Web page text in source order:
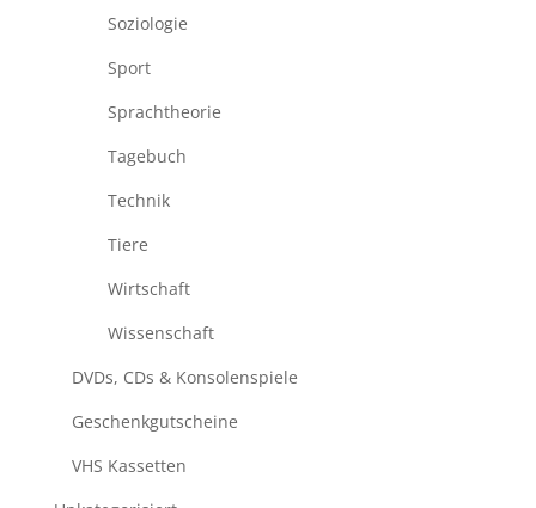
Soziologie
Sport
Sprachtheorie
Tagebuch
Technik
Tiere
Wirtschaft
Wissenschaft
DVDs, CDs & Konsolenspiele
Geschenkgutscheine
VHS Kassetten